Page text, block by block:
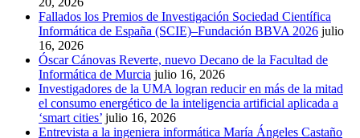
Fallados los Premios de Investigación Sociedad Científica
Informática de España (SCIE)–Fundación BBVA 2026 julio
16, 2026
Óscar Cánovas Reverte, nuevo Decano de la Facultad de
Informática de Murcia julio 16, 2026
Investigadores de la UMA logran reducir en más de la mitad
el consumo energético de la inteligencia artificial aplicada a
‘smart cities’ julio 16, 2026
Entrevista a la ingeniera informática María Ángeles Castaño